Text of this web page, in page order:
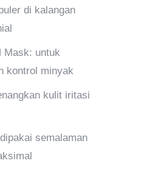
di kalangan
Mask: untuk
kontrol minyak
kulit iritasi
semalaman